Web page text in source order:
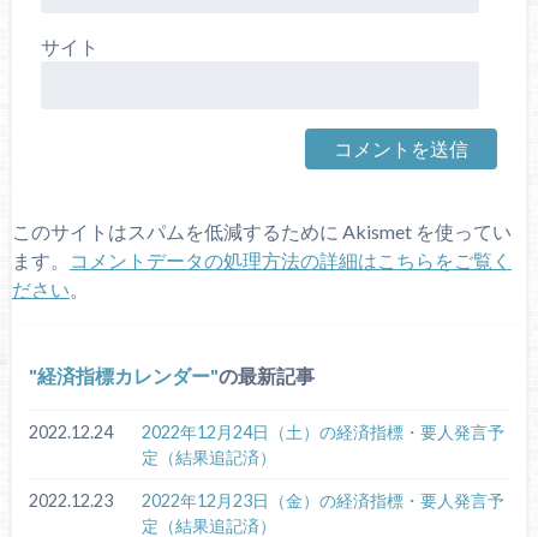
サイト
このサイトはスパムを低減するために Akismet を使ってい
ます。
コメントデータの処理方法の詳細はこちらをご覧く
ださい。
経済指標カレンダー の最新記事
2022.12.24
2022年12月24日（土）の経済指標・要人発言予
定（結果追記済）
2022.12.23
2022年12月23日（金）の経済指標・要人発言予
定（結果追記済）